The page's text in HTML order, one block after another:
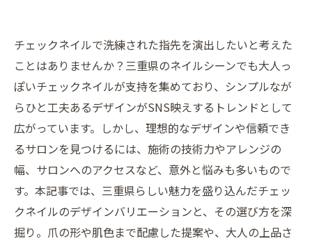
チェックネイルで洗練された指先を演出したいと考えた
ことはありませんか？三重県のネイルシーンでも大人っ
ぽいチェックネイルが支持を集めており、シンプルなが
らひと工夫あるデザインがSNS映えするトレンドとして
広がっています。しかし、理想的なデザインや信頼でき
るサロンを見つけるには、施術の技術力やアレンジの
幅、サロンへのアクセスなど、意外と悩みも多いもので
す。本記事では、三重県らしい魅力を盛り込んだチェッ
クネイルのデザインバリエーションと、その選び方を深
掘り。爪の形や肌色まで配慮した提案や、大人の上品さ